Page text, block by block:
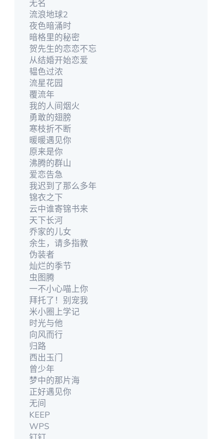
无名
流浪地球2
夜色暗涌时
暗格里的秘密
贺先生的恋恋不忘
从结婚开始恋爱
韫色过浓
流星花园
覆流年
我的人间烟火
勇敢的翅膀
寒枝折不断
暖暖遇见你
原来是你
沸腾的群山
爱恋告急
我迟到了那么多年
锦衣之下
云中谁寄锦书来
天下长河
乔家的儿女
余生，请多指教
伪装者
灿烂的季节
虫图腾
一不小心喵上你
拜托了！别宠我
米小圈上学记
时光与他
向风而行
归路
西出玉门
曾少年
梦中的那片海
正好遇见你
无间
KEEP
WPS